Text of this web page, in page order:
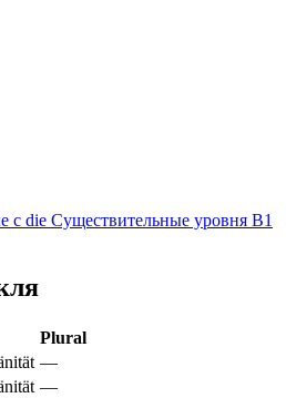
с die Существительные уровня B1
Plural
—
—